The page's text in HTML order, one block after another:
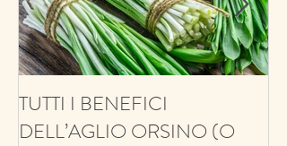
TUTTI I BENEFICI
DELL’AGLIO ORSINO (O